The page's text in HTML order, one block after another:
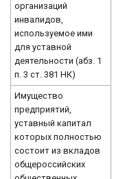
организаций
инвалидов,
используемое ими
для уставной
деятельности (абз. 1
п. 3 ст. 381 НК)
Имущество
предприятий,
уставный капитал
которых полностью
состоит из вкладов
общероссийских